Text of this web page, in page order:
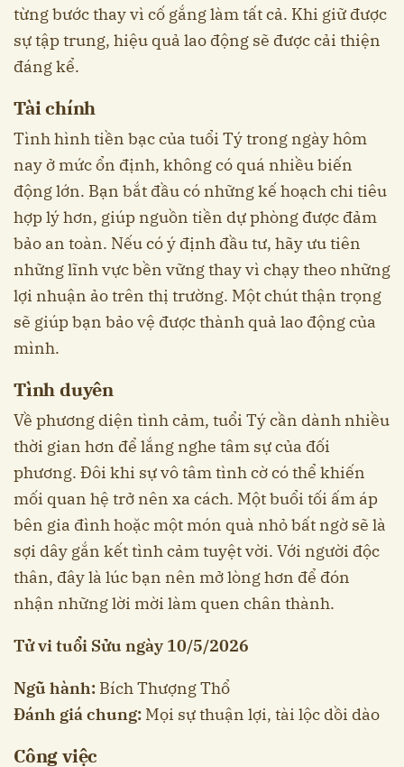
từng bước thay vì cố gắng làm tất cả. Khi giữ được
sự tập trung, hiệu quả lao động sẽ được cải thiện
đáng kể.
Tài chính
Tình hình tiền bạc của tuổi Tý trong ngày hôm
nay ở mức ổn định, không có quá nhiều biến
động lớn. Bạn bắt đầu có những kế hoạch chi tiêu
hợp lý hơn, giúp nguồn tiền dự phòng được đảm
bảo an toàn. Nếu có ý định đầu tư, hãy ưu tiên
những lĩnh vực bền vững thay vì chạy theo những
lợi nhuận ảo trên thị trường. Một chút thận trọng
sẽ giúp bạn bảo vệ được thành quả lao động của
mình.
Tình duyên
Về phương diện tình cảm, tuổi Tý cần dành nhiều
thời gian hơn để lắng nghe tâm sự của đối
phương. Đôi khi sự vô tâm tình cờ có thể khiến
mối quan hệ trở nên xa cách. Một buổi tối ấm áp
bên gia đình hoặc một món quà nhỏ bất ngờ sẽ là
sợi dây gắn kết tình cảm tuyệt vời. Với người độc
thân, đây là lúc bạn nên mở lòng hơn để đón
nhận những lời mời làm quen chân thành.
Tử vi tuổi Sửu ngày 10/5/2026
Ngũ hành: Bích Thượng Thổ
Đánh giá chung: Mọi sự thuận lợi, tài lộc dồi dào
Công việc